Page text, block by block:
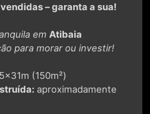
– garanta a sua!
em Atibaia
para morar ou investir!
5x31m (150m²)
aproximadamente